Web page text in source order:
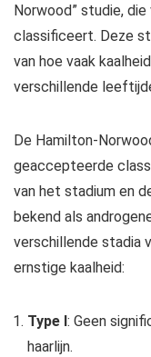
Norwood” studie,
classificeert. Deze
van hoe vaak
verschillende
De Hamilton-
geaccepteerde
van het stadium en
bekend als
verschillende stadia
ernstige kaalheid:
Type I: Geen
haarlijn.